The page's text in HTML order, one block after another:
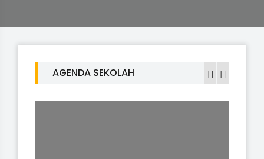
AGENDA SEKOLAH